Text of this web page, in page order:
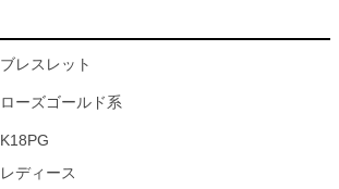
ブレスレット
ローズゴールド系
K18PG
レディース